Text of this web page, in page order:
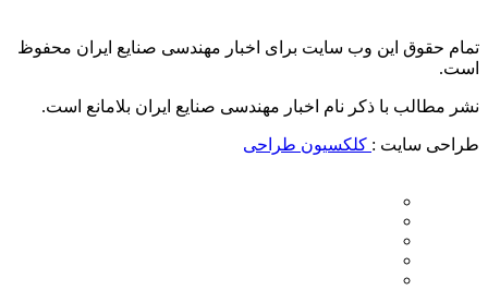
تمام حقوق این وب سایت برای اخبار مهندسی صنایع ایران محفوظ
است.
نشر مطالب با ذکر نام اخبار مهندسی صنایع ایران بلامانع است.
طراحی سایت : کلکسیون طراحی